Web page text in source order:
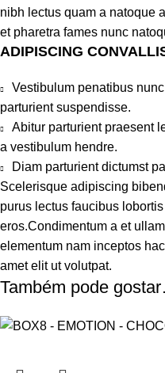
nibh lectus quam a natoque
et pharetra fames nunc
ADIPISCING
Vestibulum penatibus
parturient suspendisse.
Abitur parturient praesent
a vestibulum hendre.
Diam parturient dictumst
Scelerisque adipiscing
purus lectus faucibus
eros.Condimentum a et
elementum nam inceptos
amet elit ut volutpat.
Também pode